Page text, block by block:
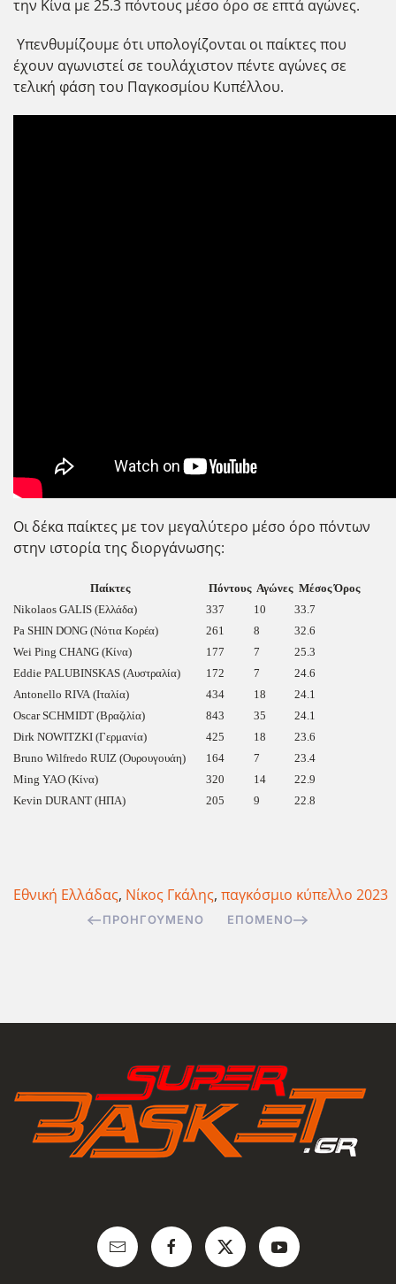
την Κίνα με 25.3 πόντους μέσο όρο σε επτά αγώνες.
Υπενθυμίζουμε ότι υπολογίζονται οι παίκτες που
έχουν αγωνιστεί σε τουλάχιστον πέντε αγώνες σε
τελική φάση του Παγκοσμίου Κυπέλλου.
Οι δέκα παίκτες με τον μεγαλύτερο μέσο όρο πόντων
στην ιστορία της διοργάνωσης:
Παίκτες Πόντους Αγώνες Μέσος Όρος
Nikolaos GALIS (Ελλάδα)
337 10
33.7
Pa SHIN DONG (Νότια Κορέα)
261 8
32.6
Wei Ping CHANG (Κίνα)
177 7
25.3
Eddie PALUBINSKAS (Αυστραλία)
172 7
24.6
Antonello RIVA (Ιταλία)
434 18
24.1
Oscar SCHMIDT (Βραζιλία)
843 35
24.1
Dirk NOWITZKI (Γερμανία)
425 18
23.6
Bruno Wilfredo RUIZ (Ουρουγουάη)
164 7
23.4
Ming YAO (Κίνα)
320 14
22.9
Kevin DURANT (ΗΠΑ)
205 9 22.8
Εθνική Ελλάδας, Νίκος Γκάλης, παγκόσμιο κύπελλο 2023
ΠΡΟΗΓΟΎΜΕΝΟ ΕΠΌΜΕΝΟ